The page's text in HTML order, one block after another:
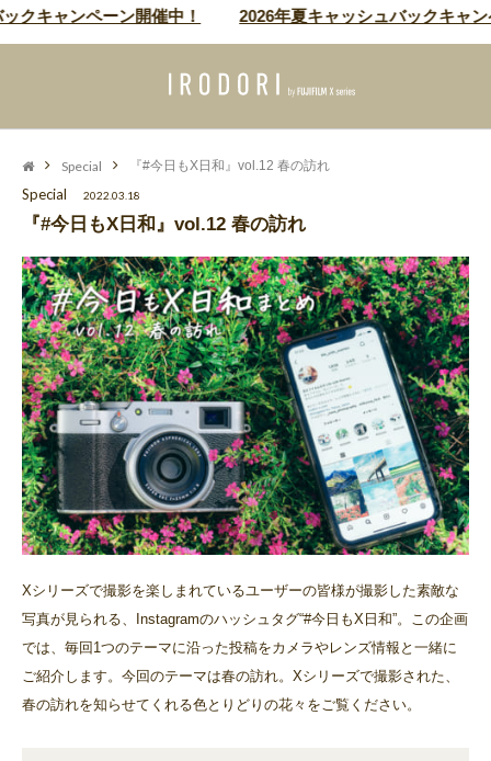
キャンペーン開催中！ 2026年夏キャッシュバックキャン
Special 『#今日もX日和』vol.12 春の訪れ
Special 2022.03.18
『#今日もX日和』vol.12 春の訪れ
Xシリーズで撮影を楽しまれているユーザーの皆様が撮影した素敵な
写真が見られる、Instagramのハッシュタグ“#今日もX日和”。この企画
では、毎回1つのテーマに沿った投稿をカメラやレンズ情報と一緒に
ご紹介します。今回のテーマは春の訪れ。Xシリーズで撮影された、
春の訪れを知らせてくれる色とりどりの花々をご覧ください。